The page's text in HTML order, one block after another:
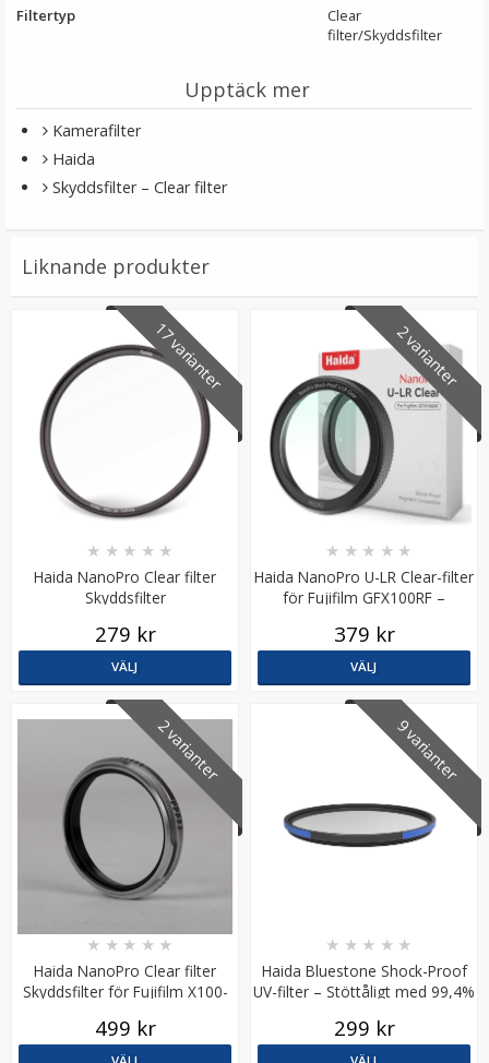
JJC Deluxe avtryckarknapp - silver och röd
★★★
LÄGG I VARUKORG
Filtertyp
Clear
filter/Skyddsfilter
Upptäck mer
Kamerafilter
Haida
Skyddsfilter – Clear filter
Liknande produkter
17 varianter
Haida NanoPro Clear filter
Skyddsfilter
★ ★ ★ ★ ★
279 kr
VÄLJ
2 varianter
Haida NanoPro U-LR Clear-filter
för Fujifilm GFX100RF –
★ ★ ★ ★ ★
379 kr
VÄLJ
2 varianter
Haida NanoPro Clear filter
Skyddsfilter för Fujifilm X100-
★ ★ ★ ★ ★
499 kr
9 varianter
Haida Bluestone Shock-Proof
UV-filter – Stöttåligt med 99,4%
★ ★ ★ ★ ★
299 kr